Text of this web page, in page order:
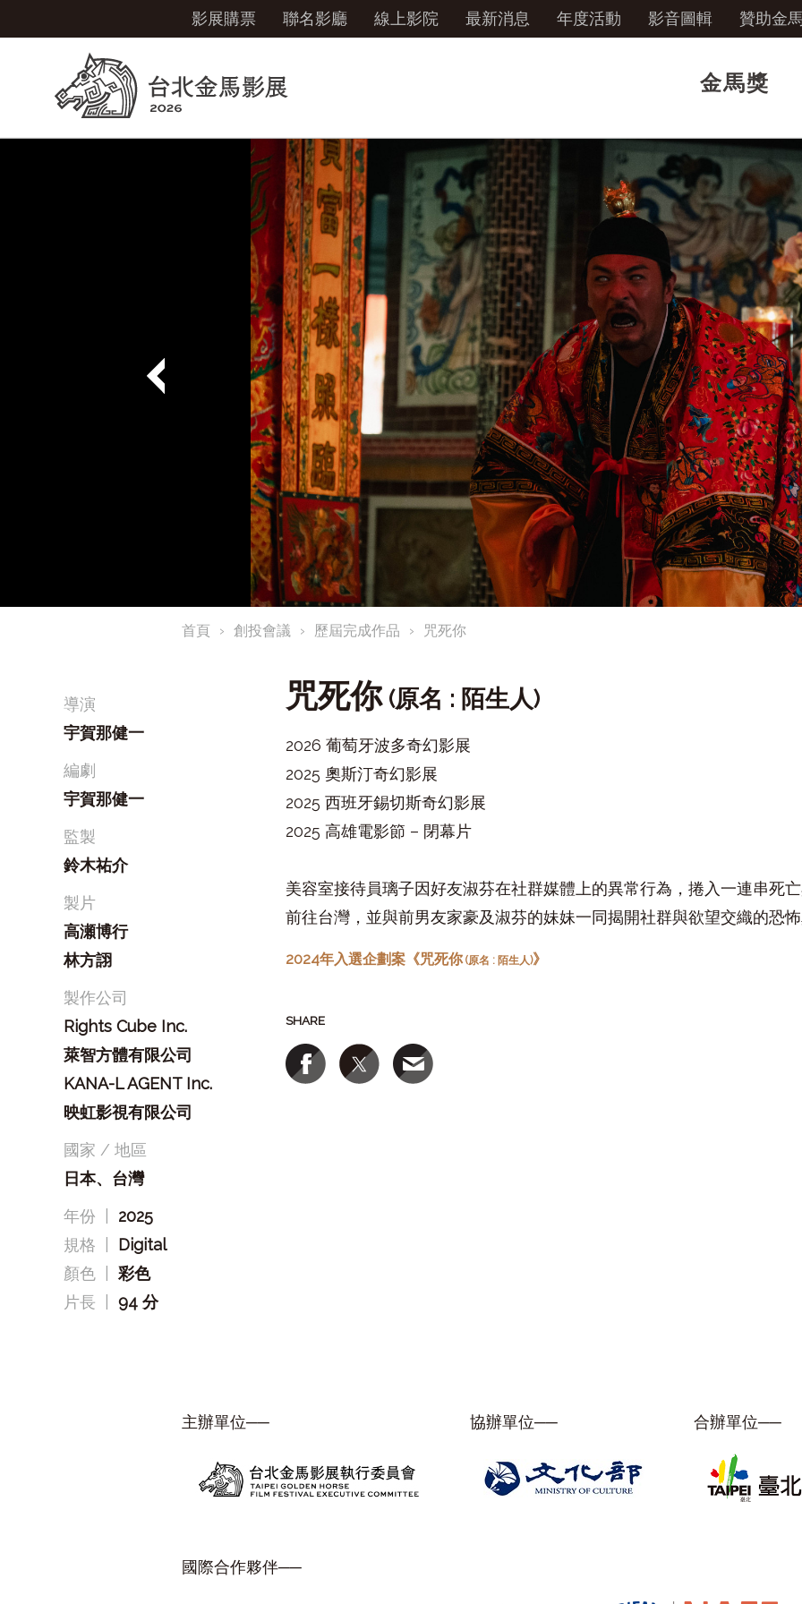
影展購票 聯名影廳 線上影院 最新消息 年度活動 影音圖輯 贊助金
金馬獎
首頁 創投會議 歷屆完成作品 咒死你
導演
宇賀那健一
編劇
宇賀那健一
監製
鈴木祐介
製片
高瀬博行
林方詡
製作公司
Rights Cube Inc.
萊智方體有限公司
KANA-L AGENT Inc.
映虹影視有限公司
國家 / 地區
日本、台灣
年份
2025
規格
Digital
顏色 |彩色
片長 |94 分
咒死你(原名 : 陌生人)
2026 葡萄牙波多奇幻影展
2025 奧斯汀奇幻影展
2025 西班牙錫切斯奇幻影展
2025 高雄電影節 – 閉幕片
美容室接待員璃子因好友淑芬在社群媒體上的異常行為，捲入一連串死
前往台灣，並與前男友家豪及淑芬的妹妹一同揭開社群與欲望交織的恐
2024年入選企劃案《咒死你(原名 : 陌生人)》
SHARE
主辦單位── 協辦單位── 合辦單位──
國際合作夥伴──